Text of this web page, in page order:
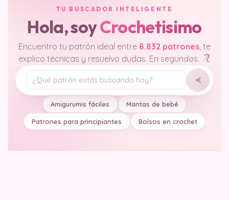
TU BUSCADOR INTELIGENTE
Hola, soyCrochetisimo
Encuentro tu patrón ideal entre 8.832 patrones , te
explico técnicas y resuelvo dudas. En segundos.
Tu pregunta
Amigurumis fáciles Mantas de bebé
Patrones para principiantes Bolsos en crochet